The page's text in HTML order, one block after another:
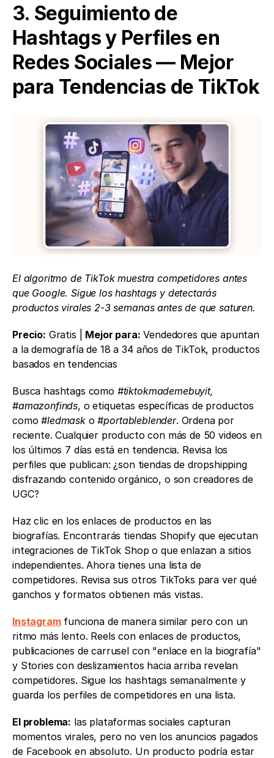
3. Seguimiento de
Hashtags y Perfiles en
Redes Sociales — Mejor
para Tendencias de TikTok
El algoritmo de TikTok muestra competidores antes
que Google. Sigue los hashtags y detectarás
productos virales 2-3 semanas antes de que saturen.
Precio: Gratis | Mejor para: Vendedores que apuntan
a la demografía de 18 a 34 años de TikTok, productos
basados en tendencias
Busca hashtags como #tiktokmademebuyit,
#amazonfinds, o etiquetas específicas de productos
como #ledmask o #portableblender. Ordena por
reciente. Cualquier producto con más de 50 videos en
los últimos 7 días está en tendencia. Revisa los
perfiles que publican: ¿son tiendas de dropshipping
disfrazando contenido orgánico, o son creadores de
UGC?
Haz clic en los enlaces de productos en las
biografías. Encontrarás tiendas Shopify que ejecutan
integraciones de TikTok Shop o que enlazan a sitios
independientes. Ahora tienes una lista de
competidores. Revisa sus otros TikToks para ver qué
ganchos y formatos obtienen más vistas.
Instagram funciona de manera similar pero con un
ritmo más lento. Reels con enlaces de productos,
publicaciones de carrusel con "enlace en la biografía"
y Stories con deslizamientos hacia arriba revelan
competidores. Sigue los hashtags semanalmente y
guarda los perfiles de competidores en una lista.
El problema: las plataformas sociales capturan
momentos virales, pero no ven los anuncios pagados
de Facebook en absoluto. Un producto podría estar